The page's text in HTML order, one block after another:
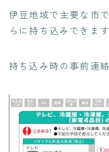
伊豆地域で主要な市
らに持ち込みできます
持ち込み時の事前連